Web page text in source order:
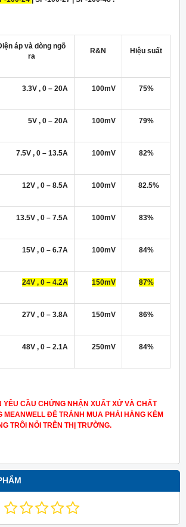
áp và dòng ngõ
ra
R&N Hiệu suất
3.3V , 0 – 20A 100mV 75%
5V , 0 – 20A 100mV 79%
7.5V , 0 – 13.5A 100mV 82%
12V , 0 – 8.5A 100mV 82.5%
13.5V , 0 – 7.5A 100mV 83%
15V , 0 – 6.7A 100mV 84%
24V , 0 – 4.2A 150mV 87%
27V , 0 – 3.8A 150mV 86%
48V , 0 – 2.1A 250mV 84%
YÊU CẦU CHỨNG NHẬN XUẤT XỨ VÀ CHẤT
MEANWELL ĐỂ TRÁNH MUA PHẢI HÀNG KÉM
TRÔI NỔI TRÊN THỊ TRƯỜNG.